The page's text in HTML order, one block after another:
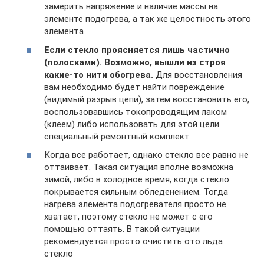
замерить напряжение и наличие массы на
элементе подогрева, а так же целостность этого
элемента
Если стекло проясняется лишь частично
(полосками). Возможно, вышли из строя
какие-то нити обогрева. Для восстановления
вам необходимо будет найти повреждение
(видимый разрыв цепи), затем восстановить его,
воспользовавшись токопроводящим лаком
(клеем) либо использовать для этой цели
специальный ремонтный комплект
Когда все работает, однако стекло все равно не
оттаивает. Такая ситуация вполне возможна
зимой, либо в холодное время, когда стекло
покрывается сильным обледенением. Тогда
нагрева элемента подогревателя просто не
хватает, поэтому стекло не может с его
помощью оттаять. В такой ситуации
рекомендуется просто очистить ото льда
стекло